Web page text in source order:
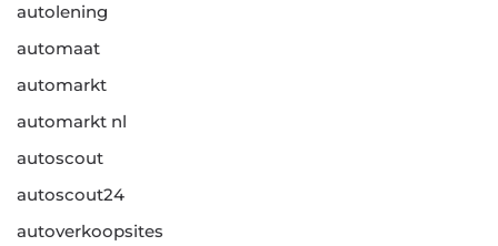
autolening
automaat
automarkt
automarkt nl
autoscout
autoscout24
autoverkoopsites